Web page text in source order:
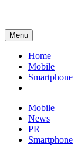
Menu
Home
Mobile
Smartphone
Mobile
News
PR
Smartphone